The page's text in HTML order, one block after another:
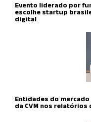
Evento liderado por
escolhe startup
digital
Entidades do
da CVM nos